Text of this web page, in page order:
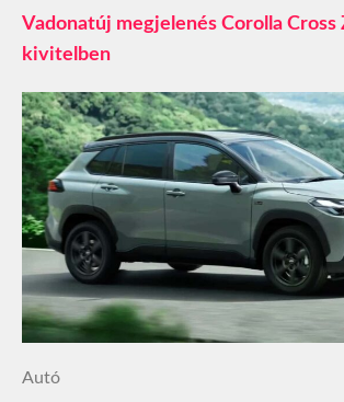
Vadonatúj megjelenés Corolla
kivitelben
Autó